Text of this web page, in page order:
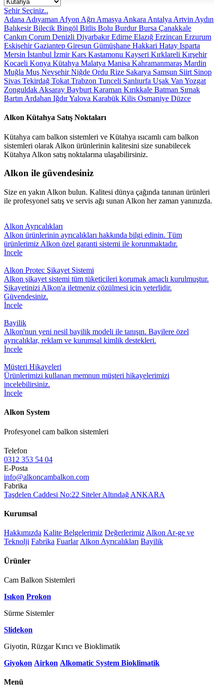
Şehir Seçiniz..
Adana Adıyaman Afyon Ağrı Amasya Ankara Antalya Artvin Aydın
BalıkesirBilecik Bingöl Bitlis Bolu BurdurBursa Çanakkale
Çankırı Çorum Denizli DiyarbakırEdirne Elazığ Erzincan Erzurum
EskişehirGaziantep Giresun Gümüşhane Hakkari Hatay Isparta
Mersin İstanbul İzmirKars Kastamonu Kayseri Kırklareli Kırşehir
Kocaeli Konya Kütahya Malatya Manisa Kahramanmaraş Mardin
Muğla Muş NevşehirNiğde Ordu Rize Sakarya Samsun Siirt Sinop
Sivas Tekirdağ Tokat Trabzon Tunceli Şanlıurfa Uşak Van Yozgat
Zonguldak Aksaray Bayburt Karaman Kırıkkale Batman Şırnak
Bartın Ardahan IğdırYalova Karabük Kilis Osmaniye Düzce
Alkon Kütahya Satış Noktaları
Kütahya cam balkon sistemleri ve Kütahya ısıcamlı cam balkon
sistemleri olarak Alkon ürünlerinin kalitesini size sunabilecek
Kütahya Alkon satış noktalarına ulaşabilirsiniz.
Alkon ile güvendesiniz
Size en yakın Alkon bulun. Kalitesi dünya çağında tanınan ürünleri
ile profesyonel satış ve servis ağı sunan Alkon her zaman yanınızda.
Alkon Ayrıcalıkları
Alkon ürünlerinin ayrıcalıkları hakkında bilgi edinin. Tüm
ürünlerimiz Alkon özel garanti sistemi ile korunmaktadır.
İncele
Alkon Protec Şikayet Sistemi
Alkon şikayet sistemi tüm tüketicileri korumak amaçlı kurulmuştur.
Şikayetinizi Alkon'a iletmeniz çözülmesi için yeterlidir.
Güvendesiniz.
İncele
Bayilik
Alkon'nun yeni nesil bayilik modeli ile tanışın. Bayilere özel
ayrıcalıklar, reklam ve kurumsal kimlik destekleri.
İncele
Müşteri Hikayeleri
Ürünlerimizi kullanan memnun müşteri hikayelerimizi
incelebilirsiniz.
İncele
Alkon System
Profesyonel cam balkon sistemleri
Telefon
0312 353 54 04
E-Posta
info@alkoncambalkon.com
Fabrika
Taşdelen Caddesi No:22 Siteler Altındağ ANKARA
Kurumsal
Hakkımızda Kalite Belgelerimiz DeğerlerimizAlkon Ar-ge ve
Teknolji Fabrika FuarlarAlkon Ayrıcalıkları Bayilik
Ürünler
Cam Balkon Sistemleri
Isıkon Prokon
Sürme Sistemler
Slidekon
Giyotin, Rüzgar Kırıcı ve Bioklimatik
Giyokon Airkon Alkomatic System Bioklimatik
Menü